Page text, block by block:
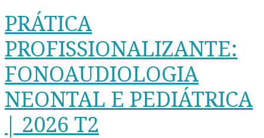
PRÁTICA
PROFISSIONALIZANTE:
FONOAUDIOLOGIA
NEONTAL E PEDIÁTRICA
| 2026 T2